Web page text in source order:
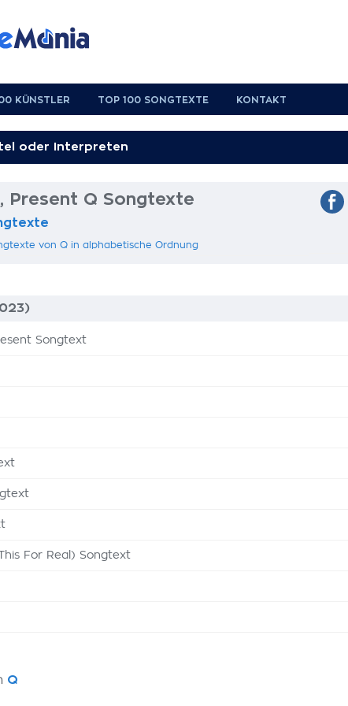
KÜNSTLER TOP 100 SONGTEXTE KONTAKT
Present Q Songtexte
von Q in alphabetische Ordnung
Songtext
For Real) Songtext
Q